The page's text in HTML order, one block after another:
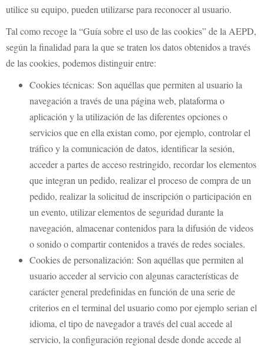
utilice su equipo, pueden utilizarse para reconocer al usuario.
Tal como recoge la “Guía sobre el uso de las cookies” de la AEPD,
según la finalidad para la que se traten los datos obtenidos a través
de las cookies, podemos distinguir entre:
Cookies técnicas: Son aquéllas que permiten al usuario la
navegación a través de una página web, plataforma o
aplicación y la utilización de las diferentes opciones o
servicios que en ella existan como, por ejemplo, controlar el
tráfico y la comunicación de datos, identificar la sesión,
acceder a partes de acceso restringido, recordar los elementos
que integran un pedido, realizar el proceso de compra de un
pedido, realizar la solicitud de inscripción o participación en
un evento, utilizar elementos de seguridad durante la
navegación, almacenar contenidos para la difusión de videos
o sonido o compartir contenidos a través de redes sociales.
Cookies de personalización: Son aquéllas que permiten al
usuario acceder al servicio con algunas características de
carácter general predefinidas en función de una serie de
criterios en el terminal del usuario como por ejemplo serian el
idioma, el tipo de navegador a través del cual accede al
servicio, la configuración regional desde donde accede al